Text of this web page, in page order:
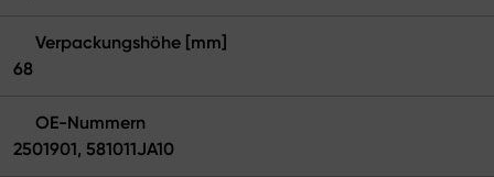
Verpackungshöhe [mm]
68
OE-Nummern
2501901, 581011JA10